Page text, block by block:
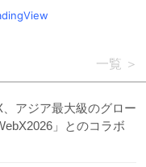
一覧
アジア最大級のグロー
」とのコラボ